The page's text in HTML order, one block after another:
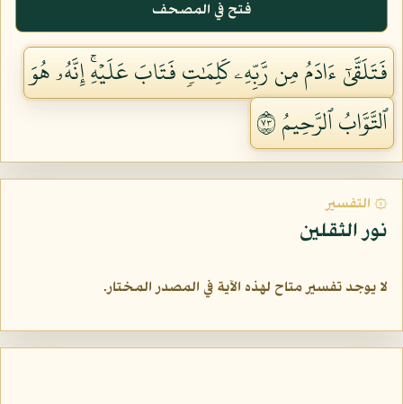
فتح في المصحف
فَتَلَقَّىٰٓ ءَادَمُ مِن رَّبِّهِۦ كَلِمَٰتٖ فَتَابَ عَلَيۡهِۚ إِنَّهُۥ هُوَ
ٱلتَّوَّابُ ٱلرَّحِيمُ ٣٧
۞ التفسير
نور الثقلين
لا يوجد تفسير متاح لهذه الآية في المصدر المختار.